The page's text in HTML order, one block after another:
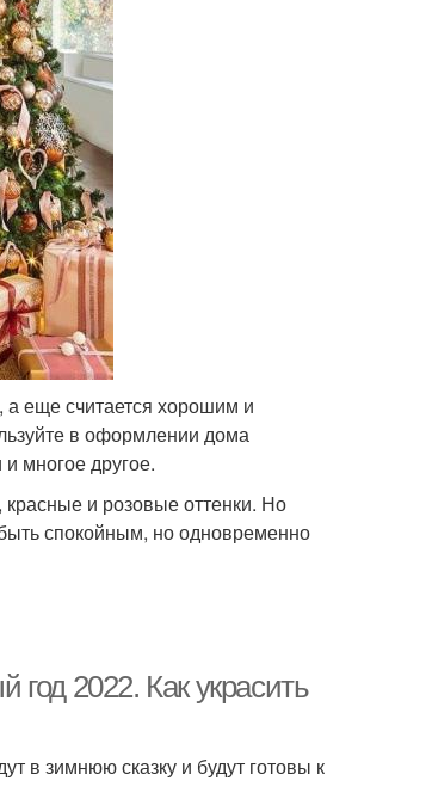
а еще считается хорошим и
в оформлении дома
многое другое.
и розовые оттенки. Но
спокойным, но одновременно
2022. Как украсить
в зимнюю сказку и будут готовы к